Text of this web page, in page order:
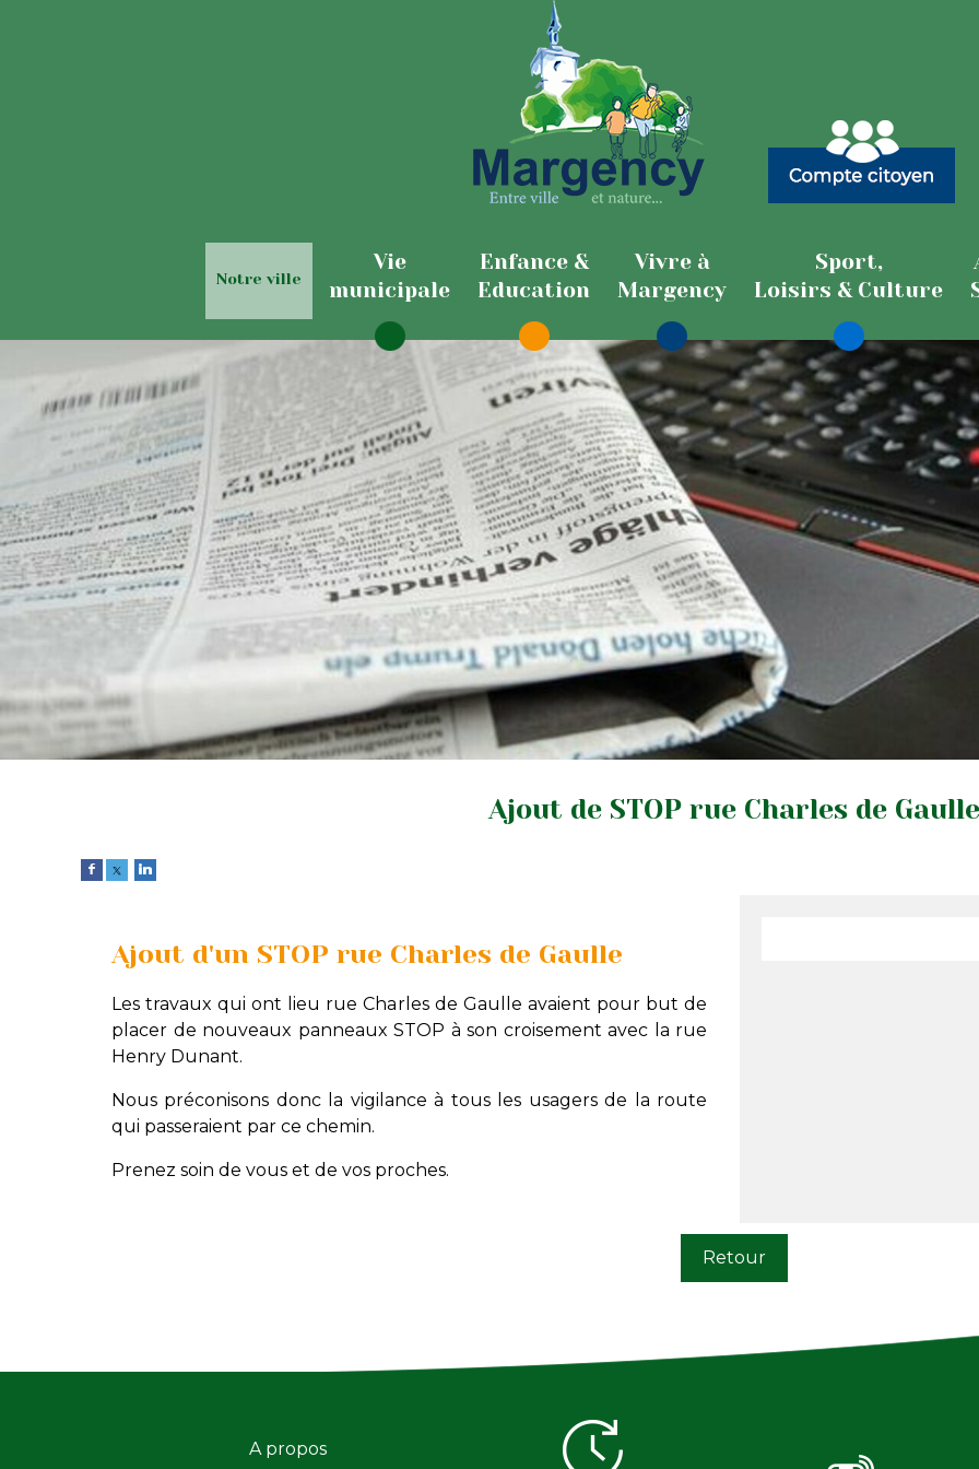
Notre ville
Vie
municipale
Enfance &
Education
Vivre à
Margency
Sport,
Loisirs & Culture
Ajout de STOP rue Charles de Gaulle
Ajout d'un STOP rue Charles de Gaulle
Les travaux qui ont lieu rue Charles de Gaulle avaient pour but de
placer de nouveaux panneaux STOP à son croisement avec la rue
Henry Dunant.
Nous préconisons donc la vigilance à tous les usagers de la route
qui passeraient par ce chemin.
Prenez soin de vous et de vos proches.
Retour
A propos